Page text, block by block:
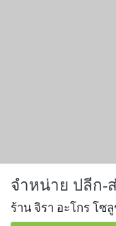
จำหน่าย ปลีก-
ร้าน จิรา อะโกร โซ